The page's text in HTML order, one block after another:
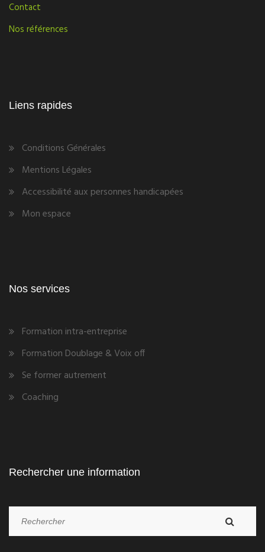
Contact
Nos références
Liens rapides
Conditions Générales
Mentions Légales
Accessibilité aux personnes handicapées
Mon espace
Nos services
Formation intra-entreprise
Formation Doublage & Voix off
Se former autrement
Coaching
Rechercher une information